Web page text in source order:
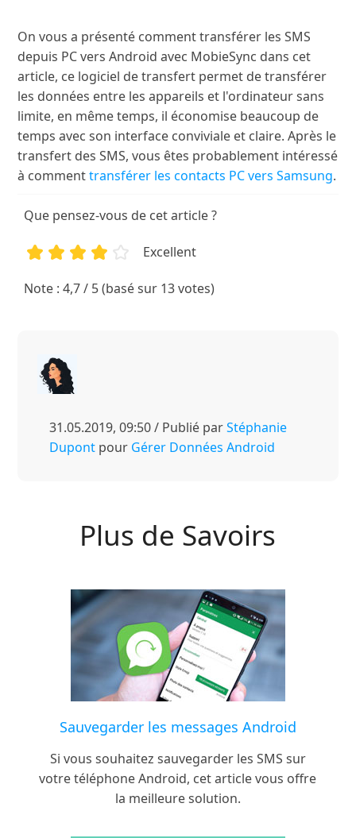
On vous a présenté comment transférer les SMS
depuis PC vers Android avec MobieSync dans cet
article, ce logiciel de transfert permet de transférer
les données entre les appareils et l'ordinateur sans
limite, en même temps, il économise beaucoup de
temps avec son interface conviviale et claire. Après le
transfert des SMS, vous êtes probablement intéressé
à commenttransférer les contacts PC vers Samsung.
Que pensez-vous de cet article ?
1 3 4
Excellent
Note : 4,7 / 5 (basé sur 13 votes)
31.05.2019, 09:50 / Publié parStéphanie
Dupont pour Gérer Données Android
Plus de Savoirs
Sauvegarder les messages Android
Si vous souhaitez sauvegarder les SMS sur
votre téléphone Android, cet article vous offre
la meilleure solution.